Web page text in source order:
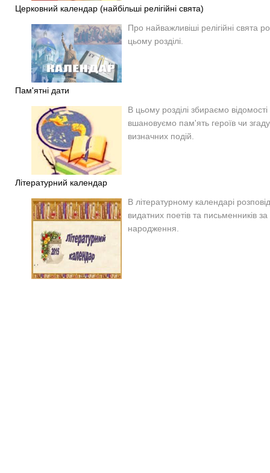
Церковний календар (найбільші релігійні свята)
Про найважливіші релігійні свята
цьому розділі.
Пам'ятні дати
В цьому розділі збираємо
вшановуємо пам'ять героїв чи
визначних подій.
Літературний календар
В літературному календарі
видатних поетів та письменників
народження.